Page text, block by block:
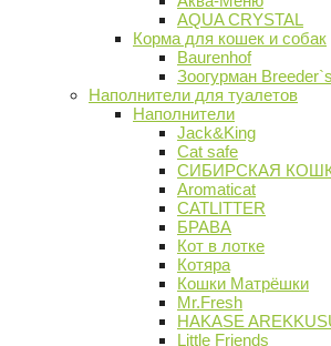
AQUA CRYSTAL
Корма для кошек и собак
Baurenhof
Зоогурман
Наполнители для туалетов
Наполнители
Jack&King
Cat safe
СИБИРСКАЯ
Aromaticat
CATLITTER
БРАВА
Кот в лотке
Котяра
Кошки Матрёшки
Mr.Fresh
HAKASE
Little Friends